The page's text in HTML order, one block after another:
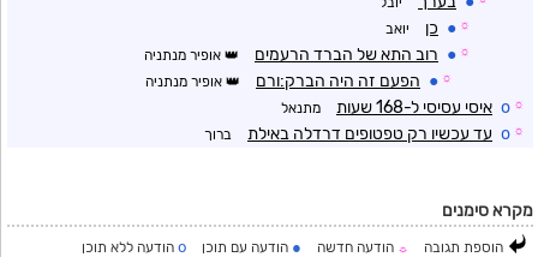
☼
● כן יואב
☼
● רוב התא של הברד הרעמים אופיר מנתניה
☼
● הפעם זה היה הברק:ורם אופיר מנתניה
☼
o איסי עסיסי ל-168 שעות מתנאל
☼
o עד עכשיו רק טפטופים דרדלה באילת ברוך
מקרא סימנים
הוספת תגובה ☼ הודעה חדשה ● הודעה עם תוכן o הודעה ללא תוכן